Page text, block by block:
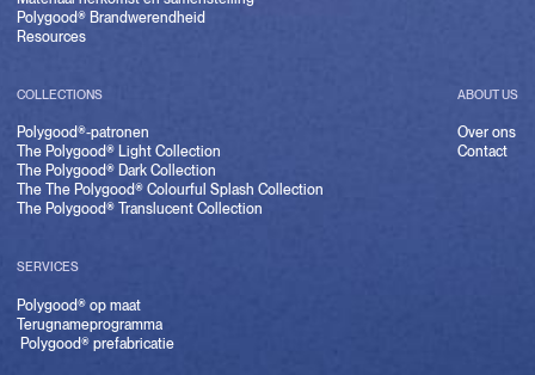
Polygood® Brandwerendheid
Resources
COLLECTIONS
Polygood®-patronen
The Polygood® Light Collection
The Polygood® Dark Collection
The The Polygood® Colourful Splash Collection
The Polygood® Translucent Collection
ABOUT US
Over ons
Contact
SERVICES
Polygood® op maat
Terugnameprogramma
Polygood® prefabricatie